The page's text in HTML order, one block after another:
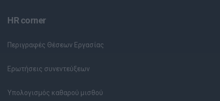
HR corner
Περιγραφές Θέσεων Εργασίας
Ερωτήσεις συνεντεύξεων
Υπολογισμός καθαρού μισθού